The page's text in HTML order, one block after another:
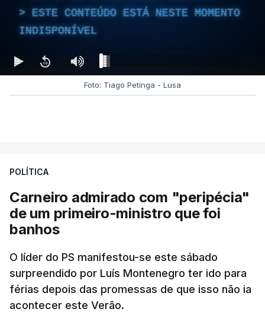
ESTE CONTEÚDO ESTÁ NESTE MOMENTO
INDISPONÍVEL
Foto: Tiago Petinga - Lusa
POLÍTICA
Carneiro admirado com "peripécia"
de um primeiro-ministro que foi
banhos
O líder do PS manifestou-se este sábado
surpreendido por Luís Montenegro ter ido para
férias depois das promessas de que isso não ia
acontecer este Verão.